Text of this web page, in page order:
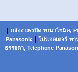
| กล้องวงจรปิด พานาโซนิค,
Panasonic| โปรเจคเตอร์ พา
ธรรมดา, Telephone